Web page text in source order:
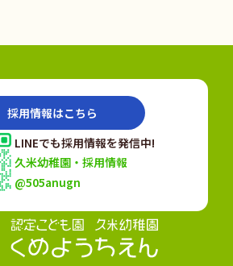
採用情報はこちら
LINEでも採用情報を発信中!
久米幼稚園・採用情報
@505anugn